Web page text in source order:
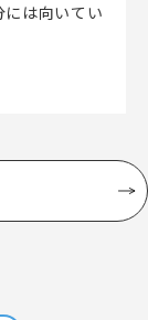
には向いてい